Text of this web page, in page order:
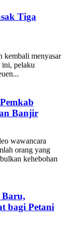
Tiga
menyasar
pelaku
Banjir
wawancara
orang yang
kehebohan
bagi Petani